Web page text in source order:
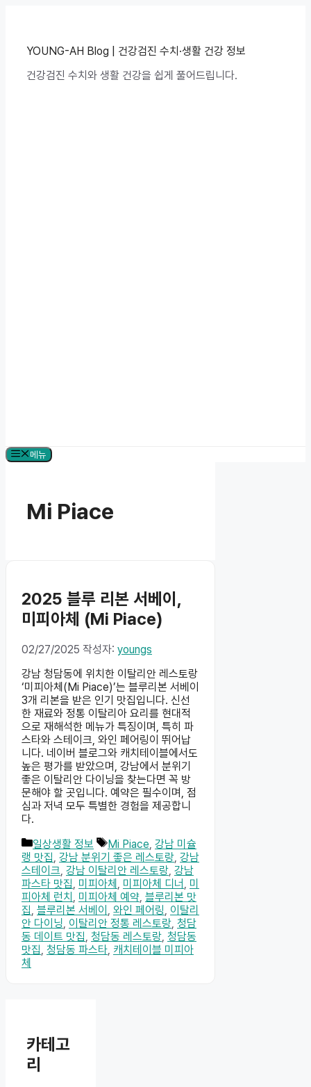
YOUNG-AH Blog | 건강검진 수치·생활 건강 정보
건강검진 수치와 생활 건강을 쉽게 풀어드립니다.
메뉴
Mi Piace
2025 블루 리본 서베이,
미피아체 (Mi Piace)
02/27/2025 작성자: youngs
강남 청담동에 위치한 이탈리안 레스토랑
‘미피아체(Mi Piace)’는 블루리본 서베이
3개 리본을 받은 인기 맛집입니다. 신선
한 재료와 정통 이탈리아 요리를 현대적
으로 재해석한 메뉴가 특징이며, 특히 파
스타와 스테이크, 와인 페어링이 뛰어납
니다. 네이버 블로그와 캐치테이블에서도
높은 평가를 받았으며, 강남에서 분위기
좋은 이탈리안 다이닝을 찾는다면 꼭 방
문해야 할 곳입니다. 예약은 필수이며, 점
심과 저녁 모두 특별한 경험을 제공합니
다.
카
테
고
리
일상생활 정보
태
그
Mi Piace, 강남 미슐
랭 맛집, 강남 분위기 좋은 레스토랑, 강남
스테이크, 강남 이탈리안 레스토랑, 강남
파스타 맛집, 미피아체, 미피아체 디너 , 미
피아체 런치, 미피아체 예약, 블루리본 맛
집, 블루리본 서베이 , 와인 페어링, 이탈리
안 다이닝, 이탈리안 정통 레스토랑, 청담
동 데이트 맛집, 청담동 레스토랑, 청담동
맛집, 청담동 파스타, 캐치테이블 미피아
체
카테고
리